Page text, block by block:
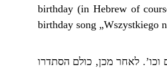
birthday (in Hebrew of
birthday song „Wszystkiego
וכו’. לאחר מכן, כולם הסתדרו